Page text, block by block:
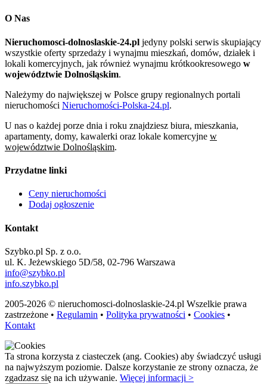
O Nas
Nieruchomosci-dolnoslaskie-24.pl jedyny polski serwis skupiający
wszystkie oferty sprzedaży i wynajmu mieszkań, domów, działek i
lokali komercyjnych, jak również wynajmu krótkookresowego w
województwie Dolnośląskim.
Należymy do największej w Polsce grupy regionalnych portali
nieruchomości Nieruchomości-Polska-24.pl.
U nas o każdej porze dnia i roku znajdziesz biura, mieszkania,
apartamenty, domy, kawalerki oraz lokale komercyjne w
województwie Dolnośląskim.
Przydatne linki
Ceny nieruchomości
Dodaj ogłoszenie
Kontakt
Szybko.pl Sp. z o.o.
ul. K. Jeżewskiego 5D/58, 02-796 Warszawa
info@szybko.pl
info.szybko.pl
2005-2026 © nieruchomosci-dolnoslaskie-24.pl Wszelkie prawa
zastrzeżone • Regulamin • Polityka prywatności • Cookies •
Kontakt
Ta strona korzysta z ciasteczek (ang. Cookies) aby świadczyć usługi
na najwyższym poziomie. Dalsze korzystanie ze strony oznacza, że
zgadzasz się na ich używanie. Więcej informacji >